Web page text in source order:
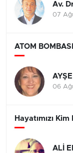
Av.
07
ATOM
06
Hayatımızı
ALİ